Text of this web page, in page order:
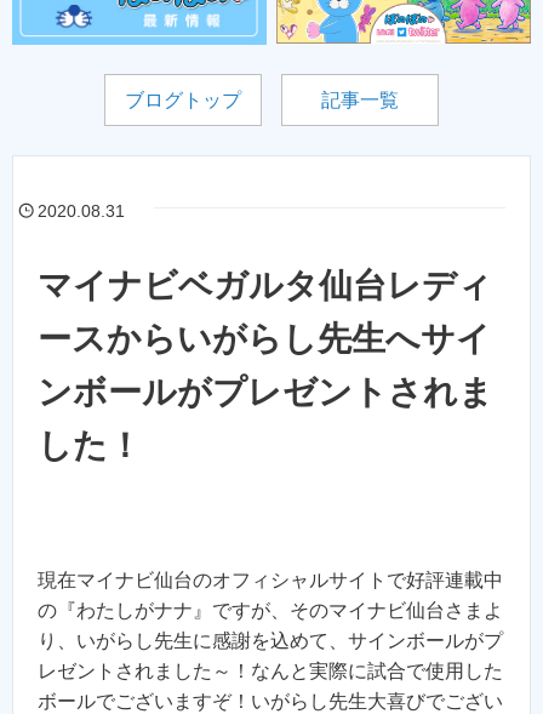
ブログトップ 記事一覧
2020.08.31
マイナビベガルタ仙台レディ
ースからいがらし先生へサイ
ンボールがプレゼントされま
した！
現在マイナビ仙台のオフィシャルサイトで好評連載中
の『わたしがナナ』ですが、そのマイナビ仙台さまよ
り、いがらし先生に感謝を込めて、サインボールがプ
レゼントされました～！なんと実際に試合で使用した
ボールでございますぞ！いがらし先生大喜びでござい